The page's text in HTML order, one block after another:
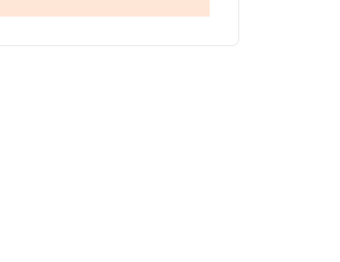
entre todas las